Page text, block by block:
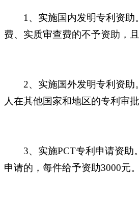
1、实施国内发明专利资
费、实质审查费的不予资助，
2、实施国外发明专利资
人在其他国家和地区的专利审
3、实施PCT专利申请资
申请的，每件给予资助3000元。